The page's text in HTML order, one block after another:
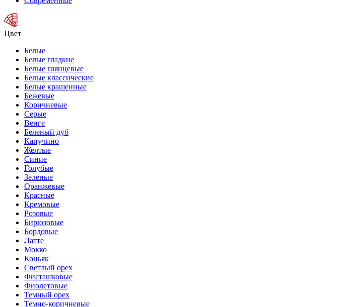
Цвет
Белые
Белые гладкие
Белые глянцевые
Белые классические
Белые крашенные
Бежевые
Коричневые
Серые
Венге
Беленый дуб
Капучино
Желтые
Синие
Голубые
Зеленые
Оранжевые
Красные
Кремовые
Розовые
Бирюзовые
Бордовые
Латте
Мокко
Коньяк
Светлый орех
Фисташковые
Фиолетовые
Темный орех
Темно-коричневые